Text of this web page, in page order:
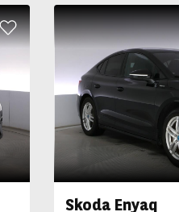
Skoda Enyaq